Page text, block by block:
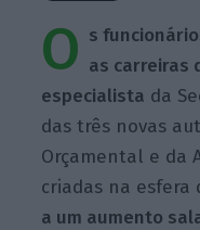
O s
as carreiras
especialista da
das três novas
Orçamental e da
criadas na esfera
a um aumento